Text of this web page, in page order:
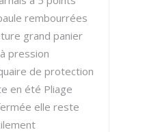
rembourrées
grand panier
pression
de protection
en été Pliage
elle reste